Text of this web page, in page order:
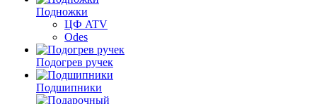
Подножки
ЦФ ATV
Odes
Подогрев ручек
Подшипники